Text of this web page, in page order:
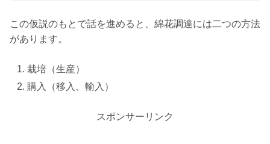
この仮説のもとで話を進めると、綿花調達には二つの方法
があります。
栽培（生産）
購入（移入、輸入）
スポンサーリンク